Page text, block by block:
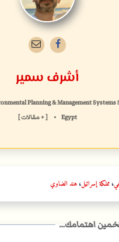
أشرف سمير
Planning & Management Systems
Egypt
• [ + مقالات ]
، مملكة إسرائيل، هند الضاوي